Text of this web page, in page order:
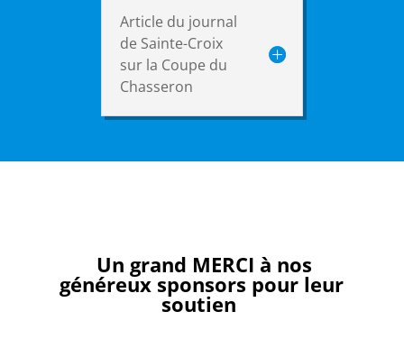
Article du journal
de Sainte-Croix
sur la Coupe du
Chasseron
Un grand MERCI à nos
généreux sponsors pour leur
soutien